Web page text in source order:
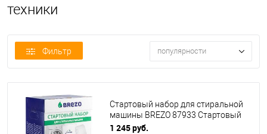
техники
Фильтр популярности
Стартовый набор для стиральной
машины BREZO 87933 Стартовый
набор для стир.машины
1 245 руб.